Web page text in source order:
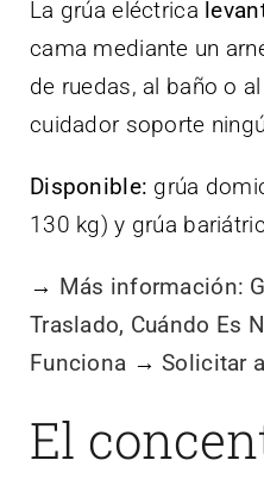
La grúa eléctrica
cama mediante un
de ruedas, al baño o
cuidador soporte
Disponible: grúa
130 kg) y grúa
→ Más información:
Traslado, Cuándo Es
Funciona →Solicitar
El